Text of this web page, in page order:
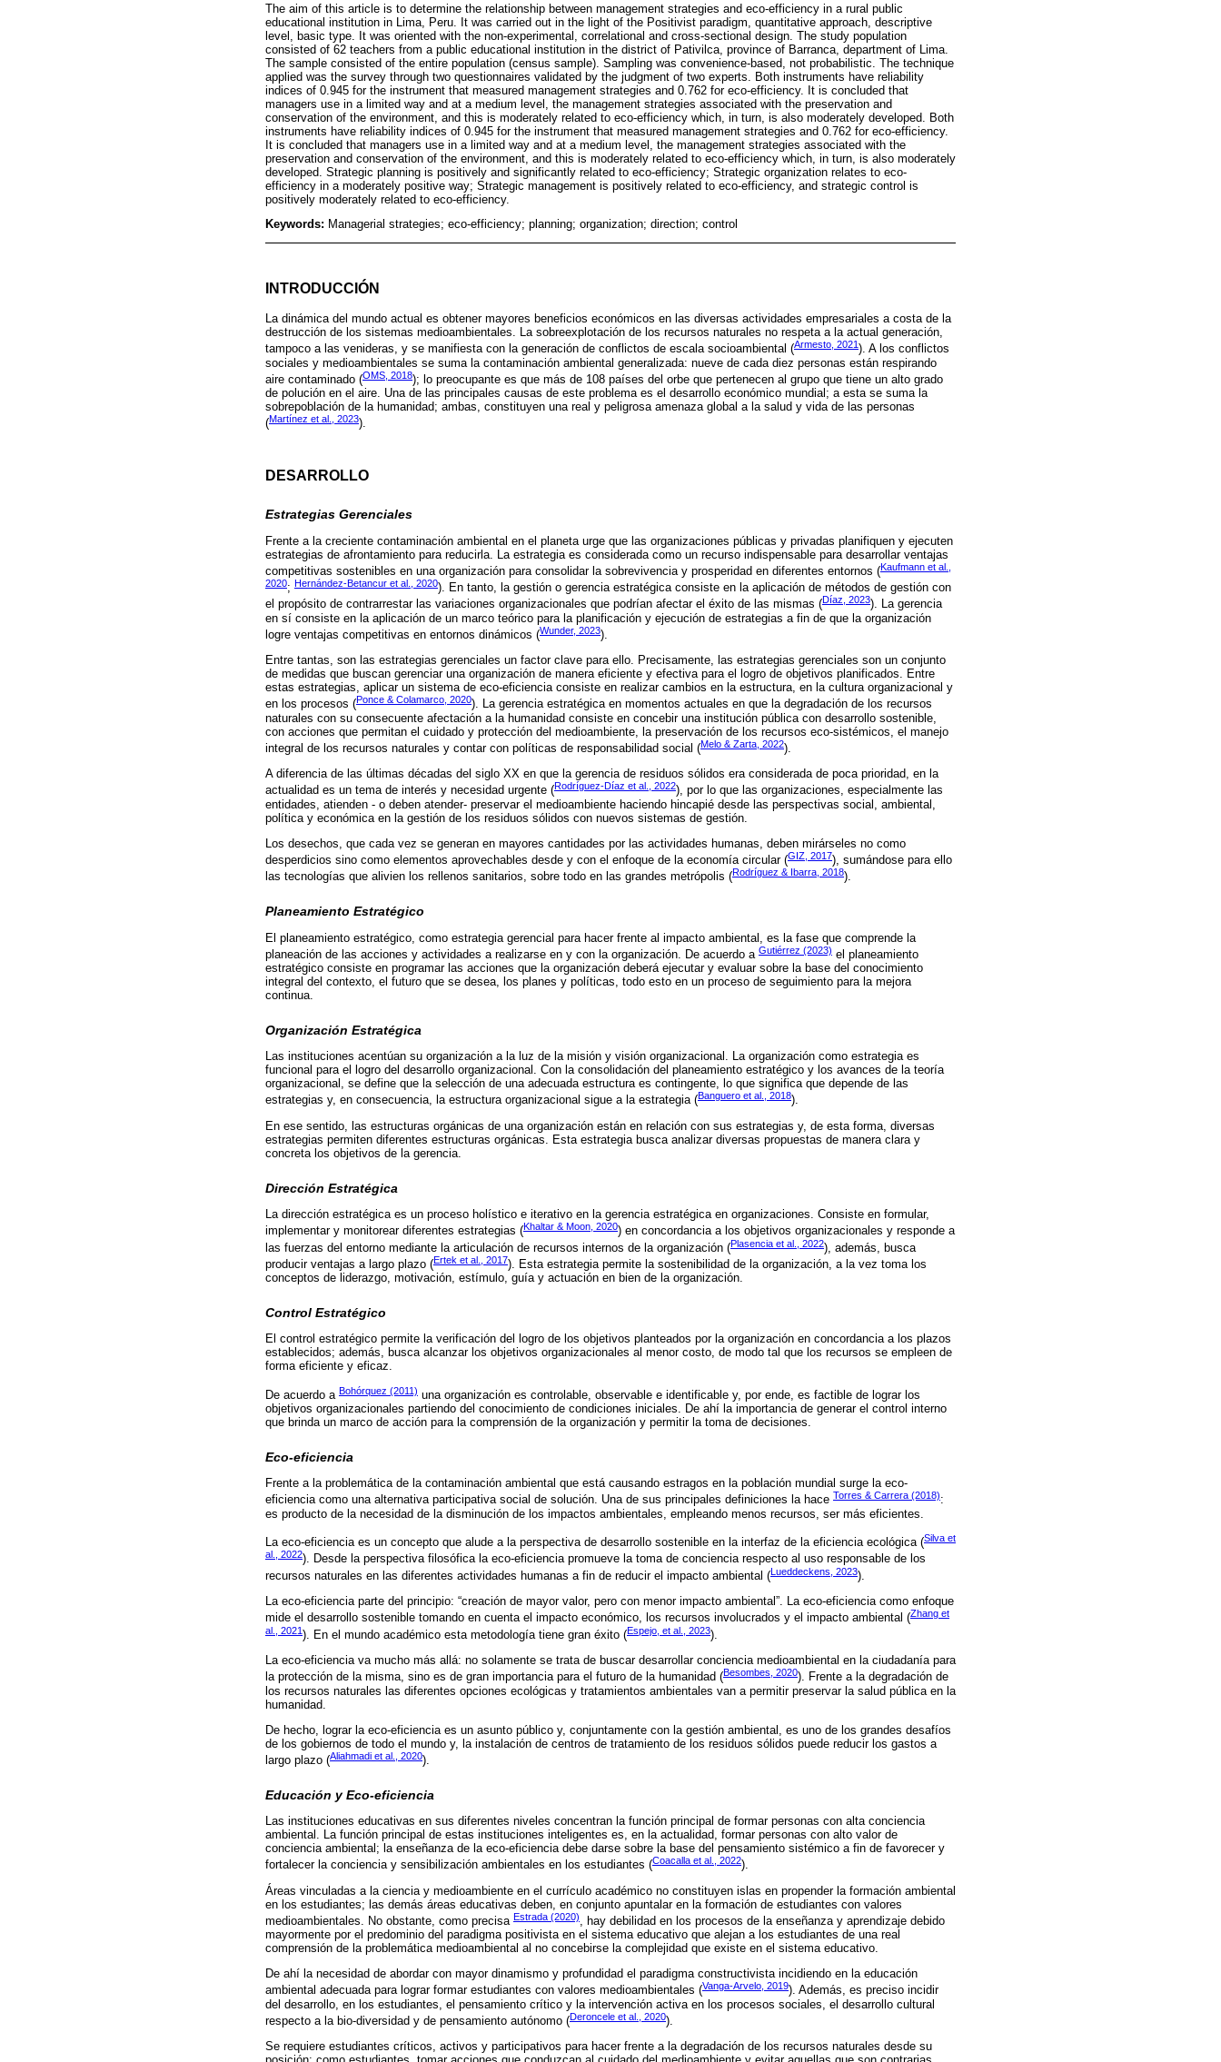
The aim of this article is to determine the relationship between management strategies and eco-efficiency in a rural public
educational institution in Lima, Peru. It was carried out in the light of the Positivist paradigm, quantitative approach, descriptive
level, basic type. It was oriented with the non-experimental, correlational and cross-sectional design. The study population
consisted of 62 teachers from a public educational institution in the district of Pativilca, province of Barranca, department of Lima.
The sample consisted of the entire population (census sample). Sampling was convenience-based, not probabilistic. The technique
applied was the survey through two questionnaires validated by the judgment of two experts. Both instruments have reliability
indices of 0.945 for the instrument that measured management strategies and 0.762 for eco-efficiency. It is concluded that
managers use in a limited way and at a medium level, the management strategies associated with the preservation and
conservation of the environment, and this is moderately related to eco-efficiency which, in turn, is also moderately developed. Both
instruments have reliability indices of 0.945 for the instrument that measured management strategies and 0.762 for eco-efficiency.
It is concluded that managers use in a limited way and at a medium level, the management strategies associated with the
preservation and conservation of the environment, and this is moderately related to eco-efficiency which, in turn, is also moderately
developed. Strategic planning is positively and significantly related to eco-efficiency; Strategic organization relates to eco-
efficiency in a moderately positive way; Strategic management is positively related to eco-efficiency, and strategic control is
positively moderately related to eco-efficiency.
Keywords: Managerial strategies; eco-efficiency; planning; organization; direction; control
INTRODUCCIÓN
La dinámica del mundo actual es obtener mayores beneficios económicos en las diversas actividades empresariales a costa de la
destrucción de los sistemas medioambientales. La sobreexplotación de los recursos naturales no respeta a la actual generación,
tampoco a las venideras, y se manifiesta con la generación de conflictos de escala socioambiental (Armesto, 2021). A los conflictos
sociales y medioambientales se suma la contaminación ambiental generalizada: nueve de cada diez personas están respirando
aire contaminado (OMS, 2018); lo preocupante es que más de 108 países del orbe que pertenecen al grupo que tiene un alto grado
de polución en el aire. Una de las principales causas de este problema es el desarrollo económico mundial; a esta se suma la
sobrepoblación de la humanidad; ambas, constituyen una real y peligrosa amenaza global a la salud y vida de las personas
(Martínez et al., 2023).
DESARROLLO
Estrategias Gerenciales
Frente a la creciente contaminación ambiental en el planeta urge que las organizaciones públicas y privadas planifiquen y ejecuten
estrategias de afrontamiento para reducirla. La estrategia es considerada como un recurso indispensable para desarrollar ventajas
competitivas sostenibles en una organización para consolidar la sobrevivencia y prosperidad en diferentes entornos (Kaufmann et al.,
2020; Hernández-Betancur et al., 2020). En tanto, la gestión o gerencia estratégica consiste en la aplicación de métodos de gestión con
el propósito de contrarrestar las variaciones organizacionales que podrían afectar el éxito de las mismas (Díaz, 2023). La gerencia
en sí consiste en la aplicación de un marco teórico para la planificación y ejecución de estrategias a fin de que la organización
logre ventajas competitivas en entornos dinámicos (Wunder, 2023).
Entre tantas, son las estrategias gerenciales un factor clave para ello. Precisamente, las estrategias gerenciales son un conjunto
de medidas que buscan gerenciar una organización de manera eficiente y efectiva para el logro de objetivos planificados. Entre
estas estrategias, aplicar un sistema de eco-eficiencia consiste en realizar cambios en la estructura, en la cultura organizacional y
en los procesos (Ponce & Colamarco, 2020). La gerencia estratégica en momentos actuales en que la degradación de los recursos
naturales con su consecuente afectación a la humanidad consiste en concebir una institución pública con desarrollo sostenible,
con acciones que permitan el cuidado y protección del medioambiente, la preservación de los recursos eco-sistémicos, el manejo
integral de los recursos naturales y contar con políticas de responsabilidad social (Melo & Zarta, 2022).
A diferencia de las últimas décadas del siglo XX en que la gerencia de residuos sólidos era considerada de poca prioridad, en la
actualidad es un tema de interés y necesidad urgente (Rodríguez-Díaz et al., 2022), por lo que las organizaciones, especialmente las
entidades, atienden - o deben atender- preservar el medioambiente haciendo hincapié desde las perspectivas social, ambiental,
política y económica en la gestión de los residuos sólidos con nuevos sistemas de gestión.
Los desechos, que cada vez se generan en mayores cantidades por las actividades humanas, deben mirárseles no como
desperdicios sino como elementos aprovechables desde y con el enfoque de la economía circular (GIZ, 2017), sumándose para ello
las tecnologías que alivien los rellenos sanitarios, sobre todo en las grandes metrópolis (Rodríguez & Ibarra, 2018).
Planeamiento Estratégico
El planeamiento estratégico, como estrategia gerencial para hacer frente al impacto ambiental, es la fase que comprende la
planeación de las acciones y actividades a realizarse en y con la organización. De acuerdo a Gutiérrez (2023) el planeamiento
estratégico consiste en programar las acciones que la organización deberá ejecutar y evaluar sobre la base del conocimiento
integral del contexto, el futuro que se desea, los planes y políticas, todo esto en un proceso de seguimiento para la mejora
continua.
Organización Estratégica
Las instituciones acentúan su organización a la luz de la misión y visión organizacional. La organización como estrategia es
funcional para el logro del desarrollo organizacional. Con la consolidación del planeamiento estratégico y los avances de la teoría
organizacional, se define que la selección de una adecuada estructura es contingente, lo que significa que depende de las
estrategias y, en consecuencia, la estructura organizacional sigue a la estrategia (Banguero et al., 2018).
En ese sentido, las estructuras orgánicas de una organización están en relación con sus estrategias y, de esta forma, diversas
estrategias permiten diferentes estructuras orgánicas. Esta estrategia busca analizar diversas propuestas de manera clara y
concreta los objetivos de la gerencia.
Dirección Estratégica
La dirección estratégica es un proceso holístico e iterativo en la gerencia estratégica en organizaciones. Consiste en formular,
implementar y monitorear diferentes estrategias (Khaltar & Moon, 2020) en concordancia a los objetivos organizacionales y responde a
las fuerzas del entorno mediante la articulación de recursos internos de la organización (Plasencia et al., 2022), además, busca
producir ventajas a largo plazo (Ertek et al., 2017). Esta estrategia permite la sostenibilidad de la organización, a la vez toma los
conceptos de liderazgo, motivación, estímulo, guía y actuación en bien de la organización.
Control Estratégico
El control estratégico permite la verificación del logro de los objetivos planteados por la organización en concordancia a los plazos
establecidos; además, busca alcanzar los objetivos organizacionales al menor costo, de modo tal que los recursos se empleen de
forma eficiente y eficaz.
De acuerdo a Bohórquez (2011) una organización es controlable, observable e identificable y, por ende, es factible de lograr los
objetivos organizacionales partiendo del conocimiento de condiciones iniciales. De ahí la importancia de generar el control interno
que brinda un marco de acción para la comprensión de la organización y permitir la toma de decisiones.
Eco-eficiencia
Frente a la problemática de la contaminación ambiental que está causando estragos en la población mundial surge la eco-
eficiencia como una alternativa participativa social de solución. Una de sus principales definiciones la hace Torres & Carrera (2018):
es producto de la necesidad de la disminución de los impactos ambientales, empleando menos recursos, ser más eficientes.
La eco-eficiencia es un concepto que alude a la perspectiva de desarrollo sostenible en la interfaz de la eficiencia ecológica (Silva et
al., 2022). Desde la perspectiva filosófica la eco-eficiencia promueve la toma de conciencia respecto al uso responsable de los
recursos naturales en las diferentes actividades humanas a fin de reducir el impacto ambiental (Lueddeckens, 2023).
La eco-eficiencia parte del principio: “creación de mayor valor, pero con menor impacto ambiental”. La eco-eficiencia como enfoque
mide el desarrollo sostenible tomando en cuenta el impacto económico, los recursos involucrados y el impacto ambiental (Zhang et
al., 2021). En el mundo académico esta metodología tiene gran éxito (Espejo, et al., 2023).
La eco-eficiencia va mucho más allá: no solamente se trata de buscar desarrollar conciencia medioambiental en la ciudadanía para
la protección de la misma, sino es de gran importancia para el futuro de la humanidad (Besombes, 2020). Frente a la degradación de
los recursos naturales las diferentes opciones ecológicas y tratamientos ambientales van a permitir preservar la salud pública en la
humanidad.
De hecho, lograr la eco-eficiencia es un asunto público y, conjuntamente con la gestión ambiental, es uno de los grandes desafíos
de los gobiernos de todo el mundo y, la instalación de centros de tratamiento de los residuos sólidos puede reducir los gastos a
largo plazo (Aliahmadi et al., 2020).
Educación y Eco-eficiencia
Las instituciones educativas en sus diferentes niveles concentran la función principal de formar personas con alta conciencia
ambiental. La función principal de estas instituciones inteligentes es, en la actualidad, formar personas con alto valor de
conciencia ambiental; la enseñanza de la eco-eficiencia debe darse sobre la base del pensamiento sistémico a fin de favorecer y
fortalecer la conciencia y sensibilización ambientales en los estudiantes (Coacalla et al., 2022).
Áreas vinculadas a la ciencia y medioambiente en el currículo académico no constituyen islas en propender la formación ambiental
en los estudiantes; las demás áreas educativas deben, en conjunto apuntalar en la formación de estudiantes con valores
medioambientales. No obstante, como precisa Estrada (2020), hay debilidad en los procesos de la enseñanza y aprendizaje debido
mayormente por el predominio del paradigma positivista en el sistema educativo que alejan a los estudiantes de una real
comprensión de la problemática medioambiental al no concebirse la complejidad que existe en el sistema educativo.
De ahí la necesidad de abordar con mayor dinamismo y profundidad el paradigma constructivista incidiendo en la educación
ambiental adecuada para lograr formar estudiantes con valores medioambientales (Vanga-Arvelo, 2019). Además, es preciso incidir
del desarrollo, en los estudiantes, el pensamiento crítico y la intervención activa en los procesos sociales, el desarrollo cultural
respecto a la bio-diversidad y de pensamiento autónomo (Deroncele et al., 2020).
Se requiere estudiantes críticos, activos y participativos para hacer frente a la degradación de los recursos naturales desde su